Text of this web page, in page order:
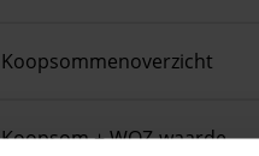
Koopsommenoverzicht
Koopsom + WOZ-waarde